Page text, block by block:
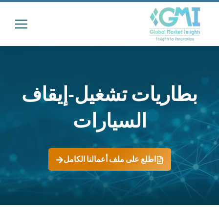
بطاريات تشغيل-إيقاف
السيارات
اطلع على ملف أعمالنا الكامل